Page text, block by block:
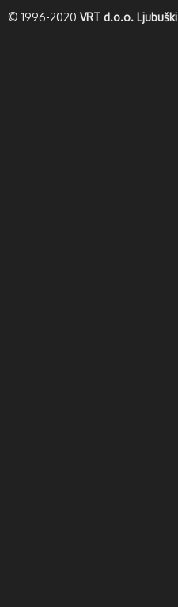
© 1996-2020 VRT d.o.o. Ljubuški